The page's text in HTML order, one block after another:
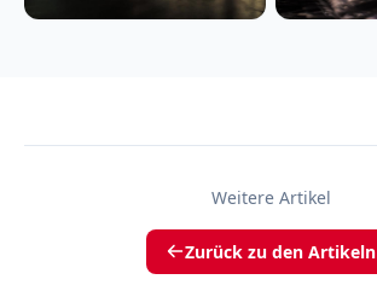
Weitere Artikel
Zurück zu den Artikeln